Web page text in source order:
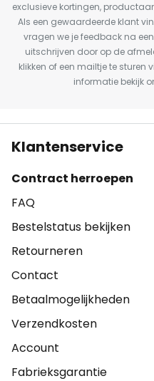
exclusieve kortingen,
Als een gewaardeerde klant
vragen we je feedback na
uitschrijven door op de
klikken of een mailtje te sturen
informatie bekijk
Klantenservice
Contract herroepen
FAQ
Bestelstatus bekijken
Retourneren
Contact
Betaalmogelijkheden
Verzendkosten
Account
Fabrieksgarantie